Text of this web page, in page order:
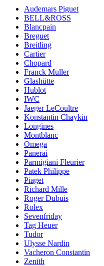
Audemars Piguet
BELL&ROSS
Blancpain
Breguet
Breitling
Cartier
Chopard
Franck Muller
Glashütte
Hublot
IWC
Jaeger LeCoultre
Konstantin Chaykin
Longines
Montblanc
Omega
Panerai
Parmigiani Fleurier
Patek Philippe
Piaget
Richard Mille
Roger Dubuis
Rolex
Sevenfriday
Tag Heuer
Tudor
Ulysse Nardin
Vacheron Constantin
Zenith